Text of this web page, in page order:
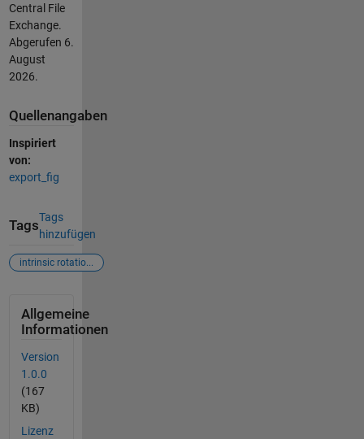
Central File
Exchange.
Abgerufen 6.
August
2026.
Quellenangaben
Inspiriert
von:
export_fig
Tags
Tags
hinzufügen
intrinsic rotatio...
Allgemeine
Informationen
Version
1.0.0
(167
KB)
Lizenz